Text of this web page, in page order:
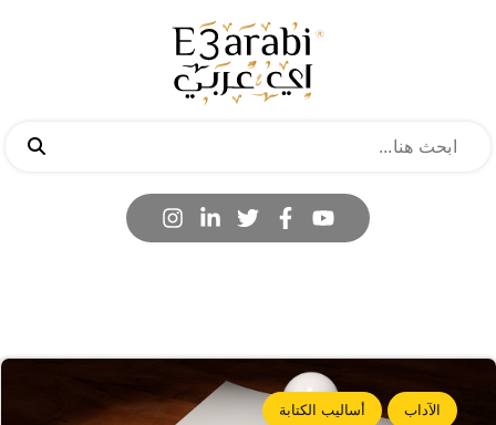
الآداب أساليب الكتابة